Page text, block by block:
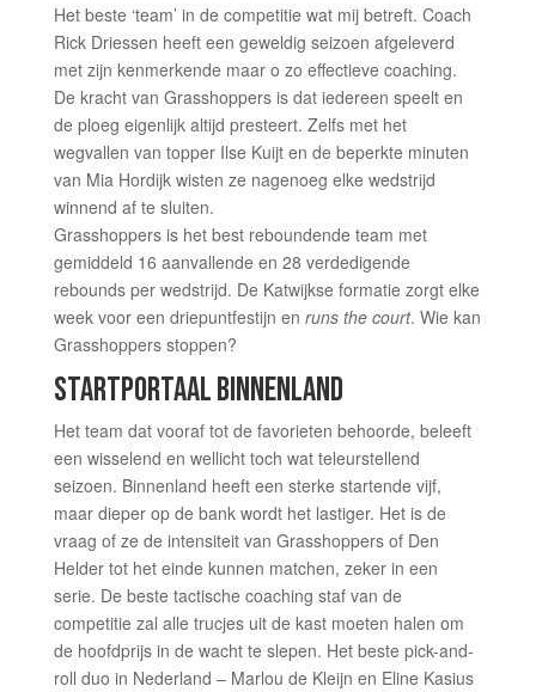
Het beste ‘team’ in de competitie wat mij betreft. Coach
Rick Driessen heeft een geweldig seizoen afgeleverd
met zijn kenmerkende maar o zo effectieve coaching.
De kracht van Grasshoppers is dat iedereen speelt en
de ploeg eigenlijk altijd presteert. Zelfs met het
wegvallen van topper Ilse Kuijt en de beperkte minuten
van Mia Hordijk wisten ze nagenoeg elke wedstrijd
winnend af te sluiten.
Grasshoppers is het best reboundende team met
gemiddeld 16 aanvallende en 28 verdedigende
rebounds per wedstrijd. De Katwijkse formatie zorgt elke
week voor een driepuntfestijn en runs the court. Wie kan
Grasshoppers stoppen?
STARTPORTAAL BINNENLAND
Het team dat vooraf tot de favorieten behoorde, beleeft
een wisselend en wellicht toch wat teleurstellend
seizoen. Binnenland heeft een sterke startende vijf,
maar dieper op de bank wordt het lastiger. Het is de
vraag of ze de intensiteit van Grasshoppers of Den
Helder tot het einde kunnen matchen, zeker in een
serie. De beste tactische coaching staf van de
competitie zal alle trucjes uit de kast moeten halen om
de hoofdprijs in de wacht te slepen. Het beste pick-and-
roll duo in Nederland – Marlou de Kleijn en Eline Kasius